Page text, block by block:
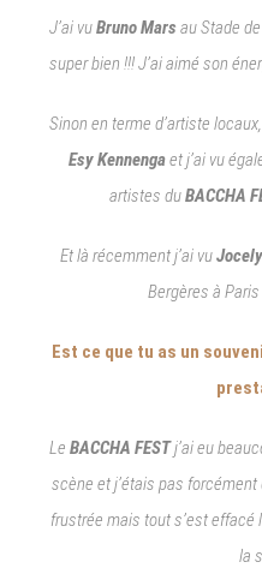
J’ai vuBruno Mars au Stade
super bien !!! J’ai aimé son
Sinon en terme d’artiste
Esy Kennengaet j’ai vu
artistes duBACCHA
Et là récemment j’ai vu
Bergères à
Est ce que tu as un
Le BACCHA FESTj’ai eu
scène et j’étais pas forcément
frustrée mais tout s’est effacé
la